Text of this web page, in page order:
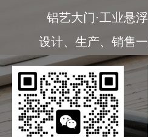
铝艺大门·工业悬
设计、生产、销售